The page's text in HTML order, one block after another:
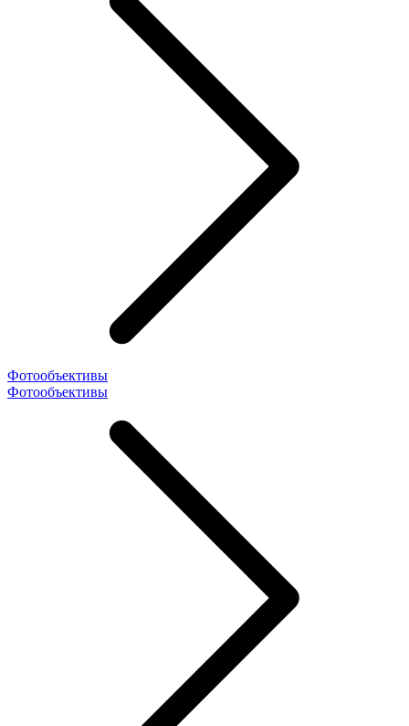
Фотообъективы
Фотообъективы